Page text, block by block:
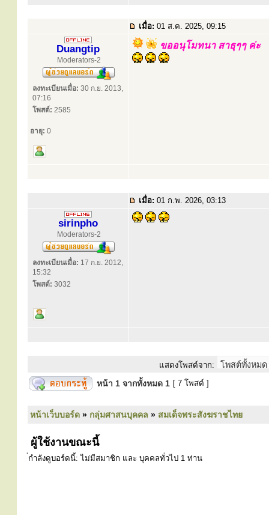
เมื่อ: 01 ส.ค. 2025, 09:15
Duangtip
Moderators-2
ลงทะเบียนเมื่อ: 30 ก.ย. 2013,
07:16
โพสต์: 2585
อายุ: 0
ขออนุโมทนา สาธุๆๆ ค่ะ
เมื่อ: 01 ก.พ. 2026, 03:13
sirinpho
Moderators-2
ลงทะเบียนเมื่อ: 17 ก.ย. 2012,
15:32
โพสต์: 3032
แสดงโพสต์จาก:
หน้า 1 จากทั้งหมด 1 [ 7 โพสต์ ]
หน้าเว็บบอร์ด » กลุ่มศาสนบุคคล » สมเด็จพระสังฆราชไทย
ผู้ใช้งานขณะนี้
่กำลังดูบอร์ดนี้: ไม่มีสมาชิก และ บุคคลทั่วไป 1 ท่าน